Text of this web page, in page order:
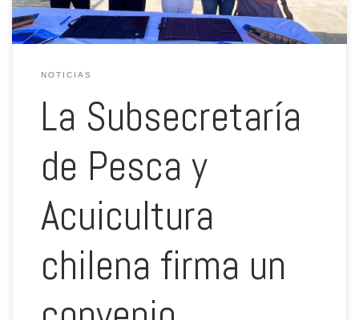
NOTICIAS
La Subsecretaría
de Pesca y
Acuicultura
chilena firma un